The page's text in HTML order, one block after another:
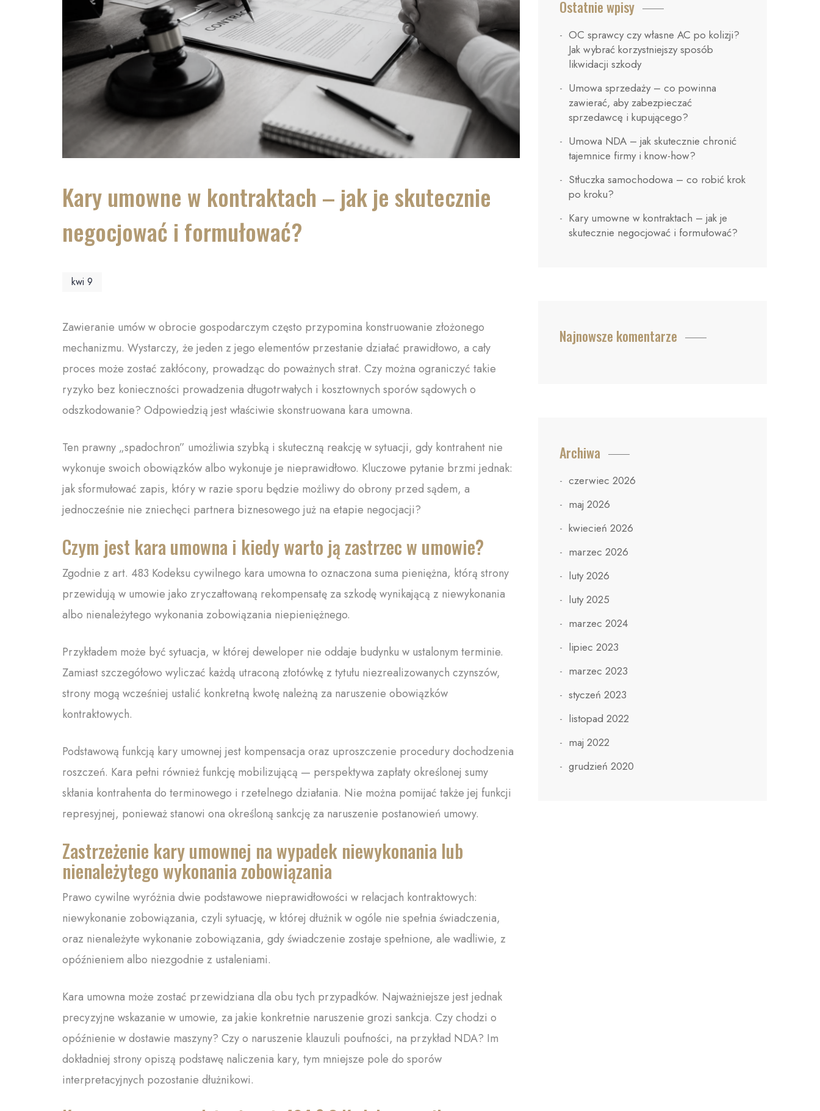
Kary umowne w kontraktach – jak je skutecznie
negocjować i formułować?
kwi 9
Zawieranie umów w obrocie gospodarczym często przypomina konstruowanie złożonego
mechanizmu. Wystarczy, że jeden z jego elementów przestanie działać prawidłowo, a cały
proces może zostać zakłócony, prowadząc do poważnych strat. Czy można ograniczyć takie
ryzyko bez konieczności prowadzenia długotrwałych i kosztownych sporów sądowych o
odszkodowanie? Odpowiedzią jest właściwie skonstruowana kara umowna.
Ten prawny „spadochron” umożliwia szybką i skuteczną reakcję w sytuacji, gdy kontrahent nie
wykonuje swoich obowiązków albo wykonuje je nieprawidłowo. Kluczowe pytanie brzmi jednak:
jak sformułować zapis, który w razie sporu będzie możliwy do obrony przed sądem, a
jednocześnie nie zniechęci partnera biznesowego już na etapie negocjacji?
Czym jest kara umowna i kiedy warto ją zastrzec w umowie?
Zgodnie z art. 483 Kodeksu cywilnego kara umowna to oznaczona suma pieniężna, którą strony
przewidują w umowie jako zryczałtowaną rekompensatę za szkodę wynikającą z niewykonania
albo nienależytego wykonania zobowiązania niepieniężnego.
Przykładem może być sytuacja, w której deweloper nie oddaje budynku w ustalonym terminie.
Zamiast szczegółowo wyliczać każdą utraconą złotówkę z tytułu niezrealizowanych czynszów,
strony mogą wcześniej ustalić konkretną kwotę należną za naruszenie obowiązków
kontraktowych.
Podstawową funkcją kary umownej jest kompensacja oraz uproszczenie procedury dochodzenia
roszczeń. Kara pełni również funkcję mobilizującą — perspektywa zapłaty określonej sumy
skłania kontrahenta do terminowego i rzetelnego działania. Nie można pomijać także jej funkcji
represyjnej, ponieważ stanowi ona określoną sankcję za naruszenie postanowień umowy.
Zastrzeżenie kary umownej na wypadek niewykonania lub
nienależytego wykonania zobowiązania
Prawo cywilne wyróżnia dwie podstawowe nieprawidłowości w relacjach kontraktowych:
niewykonanie zobowiązania, czyli sytuację, w której dłużnik w ogóle nie spełnia świadczenia,
oraz nienależyte wykonanie zobowiązania, gdy świadczenie zostaje spełnione, ale wadliwie, z
opóźnieniem albo niezgodnie z ustaleniami.
Kara umowna może zostać przewidziana dla obu tych przypadków. Najważniejsze jest jednak
precyzyjne wskazanie w umowie, za jakie konkretnie naruszenie grozi sankcja. Czy chodzi o
opóźnienie w dostawie maszyny? Czy o naruszenie klauzuli poufności, na przykład NDA? Im
dokładniej strony opiszą podstawę naliczenia kary, tym mniejsze pole do sporów
interpretacyjnych pozostanie dłużnikowi.
Ostatnie wpisy
OC sprawcy czy własne AC po kolizji?
Jak wybrać korzystniejszy sposób
likwidacji szkody
Umowa sprzedaży – co powinna
zawierać, aby zabezpieczać
sprzedawcę i kupującego?
Umowa NDA – jak skutecznie chronić
tajemnice firmy i know-how?
Stłuczka samochodowa – co robić krok
po kroku?
Kary umowne w kontraktach – jak je
skutecznie negocjować i formułować?
Najnowsze komentarze
Archiwa
czerwiec 2026
maj 2026
kwiecień 2026
marzec 2026
luty 2026
luty 2025
marzec 2024
lipiec 2023
marzec 2023
styczeń 2023
listopad 2022
maj 2022
grudzień 2020